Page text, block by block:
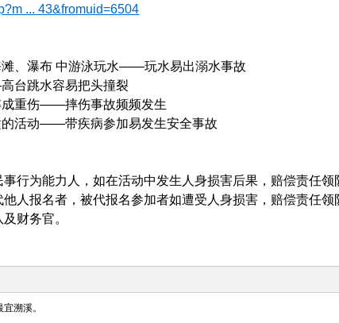
... 43&fromuid=6504
滩、瀑布 中游泳玩水——玩水易出溺水事故
台跳水容易把头撞裂
成重伤——摔伤事故频频发生
的活动——带疾病参加易发生安全事故
行为能力人，如在活动中发生人身损害后果，赔偿责任
人报名者，被代报名参加者如遭受人身损害，赔偿责任
财务官。
溯溪。